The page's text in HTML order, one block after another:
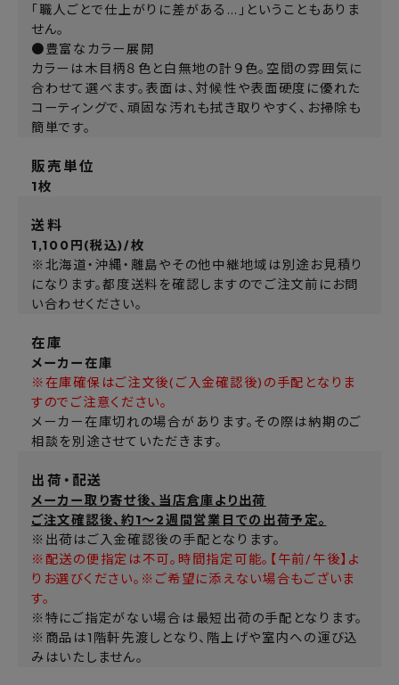
「職人ごとで仕上がりに差がある…」ということもありま
せん。
●豊富なカラー展開
カラーは木目柄８色と白無地の計９色。空間の雰囲気に
合わせて選べます。表面は、対候性や表面硬度に優れた
コーティングで、頑固な汚れも拭き取りやすく、お掃除も
簡単です。
販売単位
1枚
送料
1,100円(税込)/枚
※北海道・沖縄・離島やその他中継地域は別途お見積り
になります。都度送料を確認しますのでご注文前にお問
い合わせください。
在庫
メーカー在庫
※在庫確保はご注文後(ご入金確認後)の手配となりま
すのでご注意ください。
メーカー在庫切れの場合があります。その際は納期のご
相談を別途させていただきます。
出荷・配送
メーカー取り寄せ後、当店倉庫より出荷
ご注文確認後、約1～2週間営業日での出荷予定。
※出荷はご入金確認後の手配となります。
※配送の便指定は不可。時間指定可能。【午前/午後】よ
りお選びください。※ご希望に添えない場合もございま
す。
※特にご指定がない場合は最短出荷の手配となります。
※商品は1階軒先渡しとなり、階上げや室内への運び込
みはいたしません。